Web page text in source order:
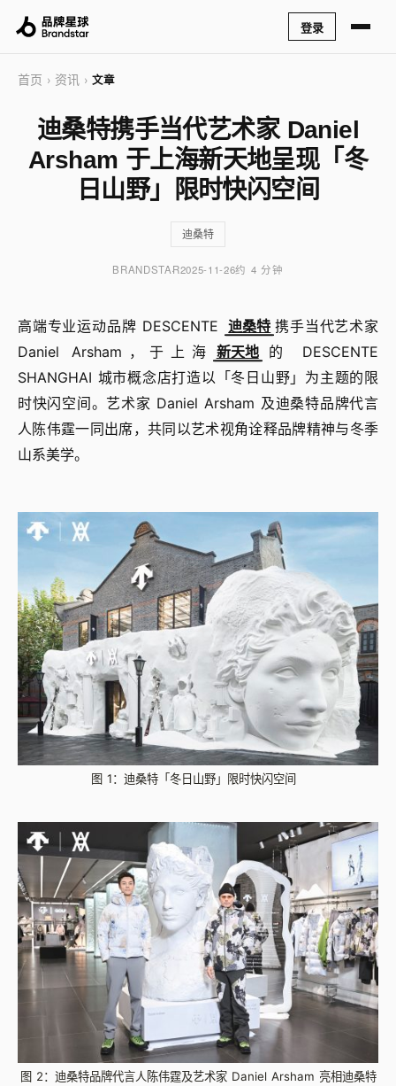
登录
首页 › 资讯 › 文章
迪桑特携手当代艺术家 Daniel
Arsham 于上海新天地呈现「冬
日山野」限时快闪空间
迪桑特
BRANDSTAR2025-11-26约 4 分钟
高端专业运动品牌 DESCENTE 迪桑特 携手当代艺术家
Daniel Arsham，于上海 新天地
的 DESCENTE
SHANGHAI 城市概念店打造以「冬日山野」为主题的限
时快闪空间。艺术家 Daniel Arsham 及迪桑特品牌代言
人陈伟霆一同出席，共同以艺术视角诠释品牌精神与冬季
山系美学。
图 1：迪桑特「冬日山野」限时快闪空间
图 2：迪桑特品牌代言人陈伟霆及艺术家 Daniel Arsham 亮相迪桑特